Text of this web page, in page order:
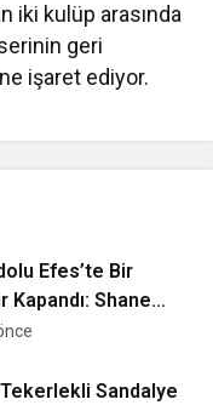
iki kulüp arasında
geri
işaret ediyor.
Efes’te Bir
Kapandı: Shane
ile Yollar Ayrıldı
Sandalye